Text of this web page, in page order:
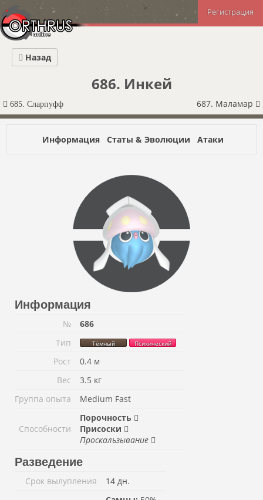
Регистрация
686. Инкей
685. Сларпуфф 687. Маламар
Назад
Информация Статы & Эволюции Атаки
Информация
№
686
Тип
Тёмный Психический
Рост
0.4 м
Вес
3.5 кг
Группа опыта
Medium Fast
Способности
Порочность
Присоски
Проскальзывание
Разведение
Срок вылупления 14 дн.